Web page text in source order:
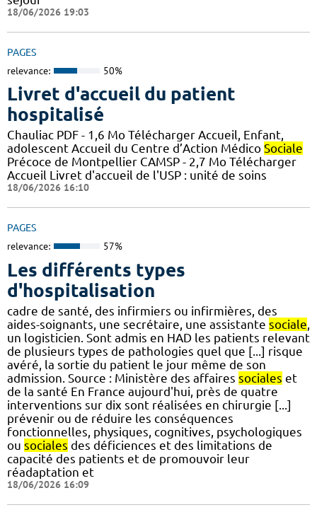
18/06/2026 19:03
PAGES
relevance: 50%
Livret d'accueil du patient
hospitalisé
Chauliac PDF - 1,6 Mo Télécharger Accueil, Enfant,
adolescent Accueil du Centre d’Action Médico Sociale
Précoce de Montpellier CAMSP - 2,7 Mo Télécharger
Accueil Livret d'accueil de l'USP : unité de soins
18/06/2026 16:10
PAGES
relevance: 57%
Les différents types
d'hospitalisation
cadre de santé, des infirmiers ou infirmières, des
aides-soignants, une secrétaire, une assistante sociale
un logisticien. Sont admis en HAD les patients relevant
de plusieurs types de pathologies quel que [...] risque
avéré, la sortie du patient le jour même de son
admission. Source : Ministère des affaires sociales et
de la santé En France aujourd'hui, près de quatre
interventions sur dix sont réalisées en chirurgie [...]
prévenir ou de réduire les conséquences
fonctionnelles, physiques, cognitives, psychologiques
ou sociales des déficiences et des limitations de
capacité des patients et de promouvoir leur
réadaptation et
18/06/2026 16:09